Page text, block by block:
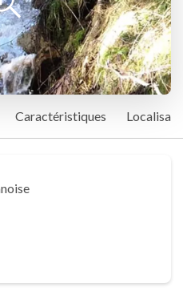
Caractéristiques